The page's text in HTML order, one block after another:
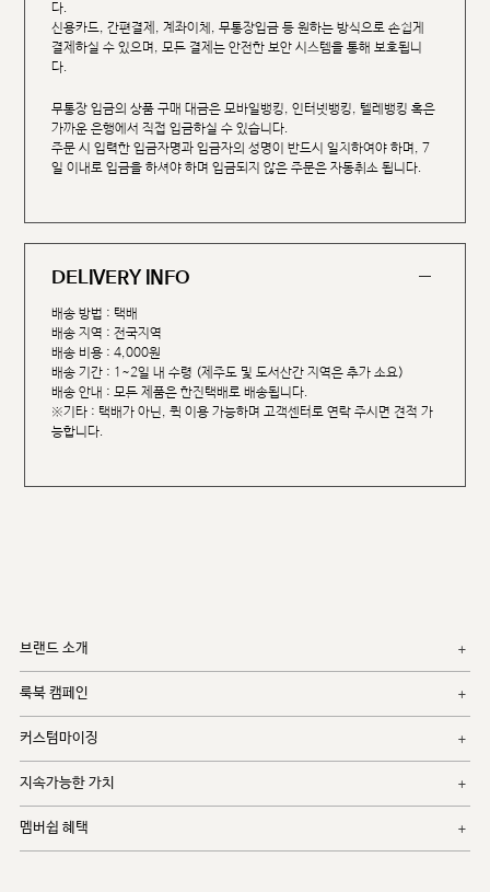
다.
신용카드, 간편결제, 계좌이체, 무통장입금 등 원하는 방식으로 손쉽게
결제하실 수 있으며, 모든 결제는 안전한 보안 시스템을 통해 보호됩니
다.
무통장 입금의 상품 구매 대금은 모바일뱅킹, 인터넷뱅킹, 텔레뱅킹 혹은
가까운 은행에서 직접 입금하실 수 있습니다.
주문 시 입력한 입금자명과 입금자의 성명이 반드시 일치하여야 하며, 7
일 이내로 입금을 하셔야 하며 입금되지 않은 주문은 자동취소 됩니다.
DELIVERY INFO
배송 방법 : 택배
배송 지역 : 전국지역
배송 비용 : 4,000원
배송 기간 : 1~2일 내 수령 (제주도 및 도서산간 지역은 추가 소요)
배송 안내 : 모든 제품은 한진택배로 배송됩니다.
※기타 : 택배가 아닌, 퀵 이용 가능하며 고객센터로 연락 주시면 견적 가
능합니다.
브랜드 소개
룩북 캠페인
커스텀마이징
지속가능한 가치
멤버쉽 혜택